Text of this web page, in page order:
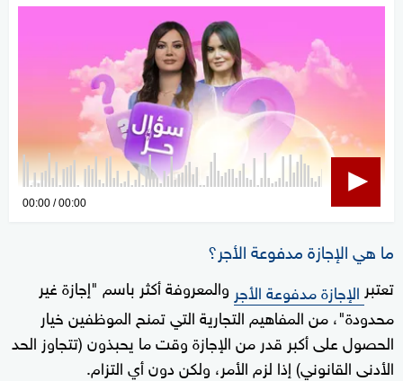
0
seconds
00:00 00:00
ما هي الإجازة مدفوعة الأجر؟
تعتبر الإجازة مدفوعة الأجر والمعروفة أكثر باسم "إجازة غير
محدودة"، من المفاهيم التجارية التي تمنح الموظفين خيار
الحصول على أكبر قدر من الإجازة وقت ما يحبذون (تتجاوز الحد
الأدنى القانوني) إذا لزم الأمر، ولكن دون أي التزام.